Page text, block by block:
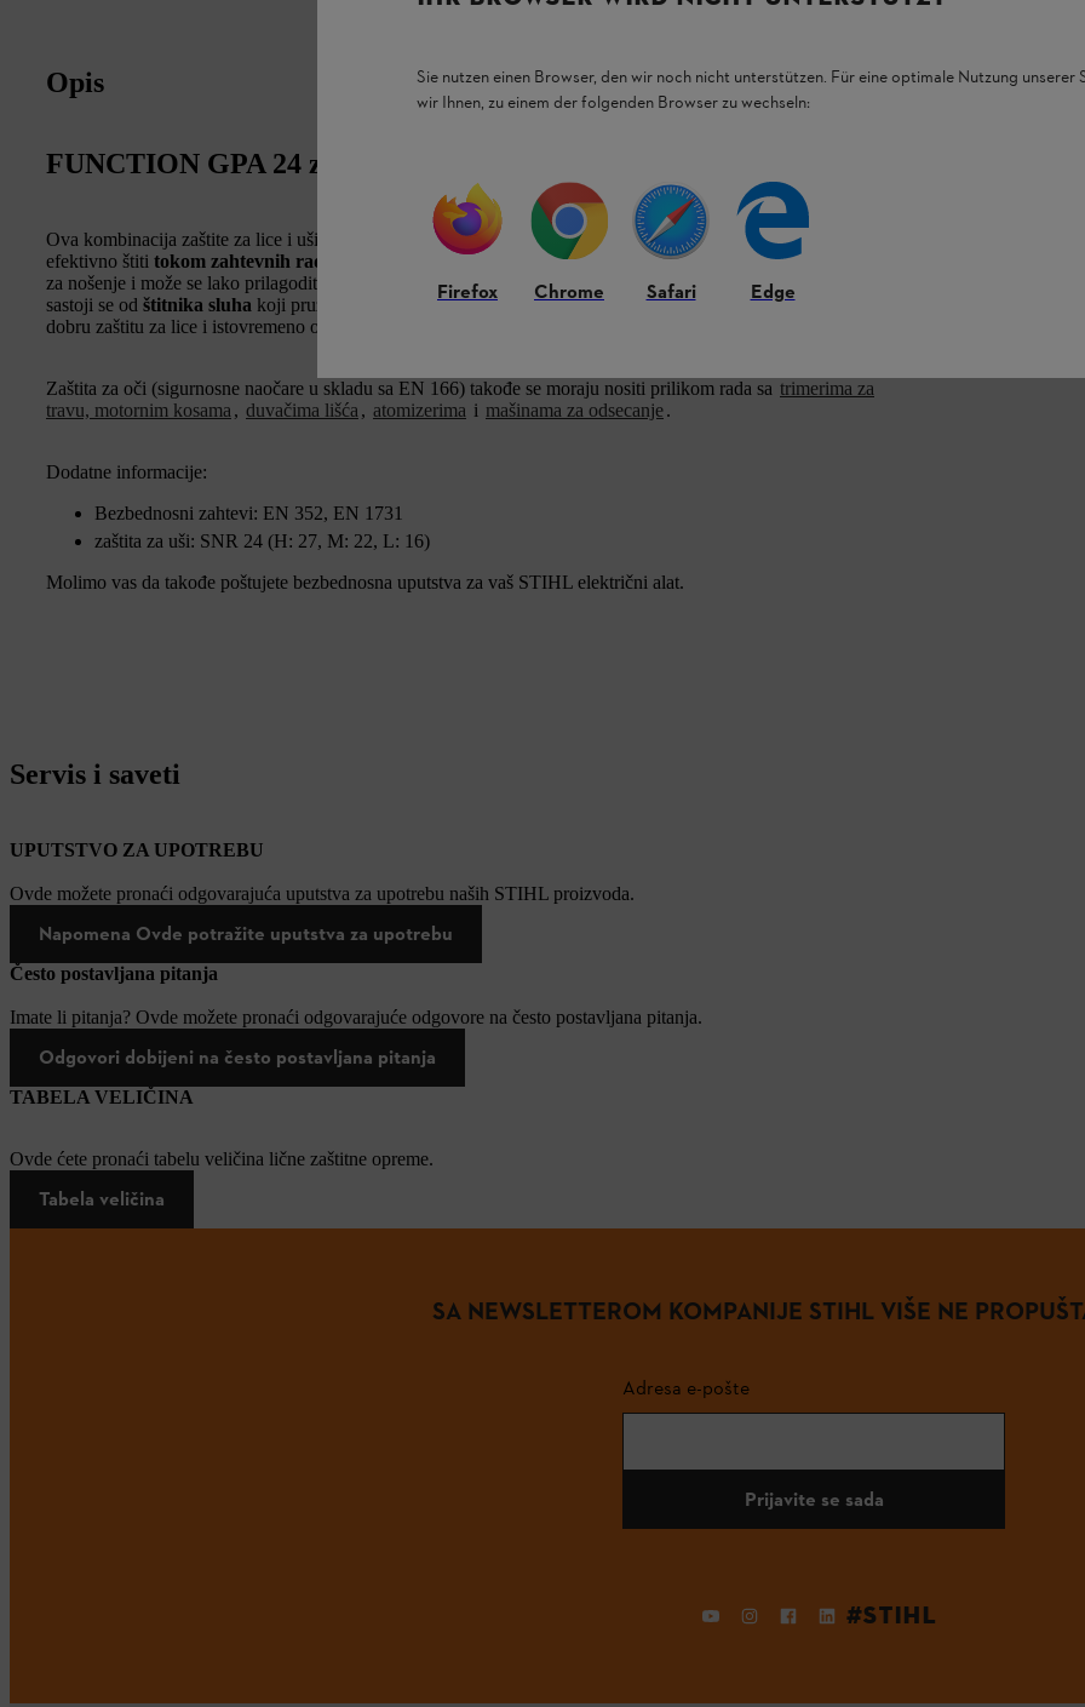
Opis
FUNCTION GPA 24 zaštita za lice i uši: Lagano i udobno za nošenje
Ova kombinacija zaštite za lice i uši pruža proverenim i domaćim korisnicima zaštitu lica i ušiju
efektivno štiti tokom zahtevnih radova . Lagana kombinacija sa podesivim pojasom za glavuje vrlo udobna
za nošenje i može se lako prilagoditi obliku vaše glave. Zaštita sluha koju nudi STIHL FUNCTION GPA 24
sastoji se od štitnika sluha koji pružaju dobru zaštitu od buke. Okretnanajlonska mreža
(poliamidni PA) pruža
dobru zaštitu za lice i istovremeno omogućava fleksibilan rad.
Zaštita za oči (sigurnosne naočare u skladu sa EN 166) takođe se moraju nositi prilikom rada sa trimerima za
travu, motornim kosama , duvačima lišća , atomizerima i mašinama za odsecanje.
Dodatne informacije:
Bezbednosni zahtevi: EN 352, EN 1731
zaštita za uši: SNR 24 (H: 27, M: 22, L: 16)
Molimo vas da takođe poštujete bezbednosna uputstva za vaš STIHL električni alat.
Servis i saveti
UPUTSTVO ZA UPOTREBU
Ovde možete pronaći odgovarajuća uputstva za upotrebu naših STIHL proizvoda.
Napomena Ovde potražite uputstva za upotrebu
Često postavljana pitanja
Imate li pitanja? Ovde možete pronaći odgovarajuće odgovore na često postavljana pitanja.
Odgovori dobijeni na često postavljana pitanja
TABELA VELIČINA
Ovde ćete pronaći tabelu veličina lične zaštitne opreme.
Tabela veličina
SA NEWSLETTEROM KOMPANIJE STIHL VIŠE NE
Adresa e-pošte
Prijavite se sada
#STIHL
Sie nutzen einen Browser, den wir noch nicht unterstützen. Für eine optimale Nutzung unserer
wir Ihnen, zu einem der folgenden Browser zu wechseln:
Firefox Chrome Safari Edge